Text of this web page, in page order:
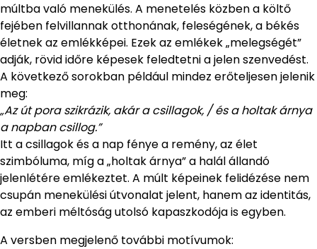
múltba való menekülés. A menetelés közben a költő
fejében felvillannak otthonának, feleségének, a békés
életnek az emlékképei. Ezek az emlékek „melegségét”
adják, rövid időre képesek feledtetni a jelen szenvedést.
A következő sorokban például mindez erőteljesen jelenik
meg:
„Az út pora szikrázik, akár a csillagok, / és a holtak árnya
a napban csillog.”
Itt a csillagok és a nap fénye a remény, az élet
szimbóluma, míg a „holtak árnya” a halál állandó
jelenlétére emlékeztet. A múlt képeinek felidézése nem
csupán menekülési útvonalat jelent, hanem az identitás,
az emberi méltóság utolsó kapaszkodója is egyben.
A versben megjelenő további motívumok: